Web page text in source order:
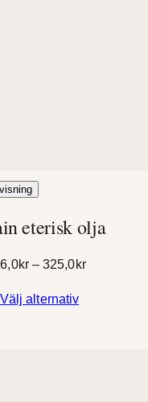
eterisk olja
kr – 325,0kr
Välj alternativ